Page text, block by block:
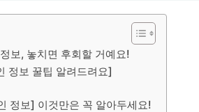
보, 놓치면 후회할 거예요!
정보 꿀팁 알려드려요]
정보] 이것만은 꼭 알아두세요!